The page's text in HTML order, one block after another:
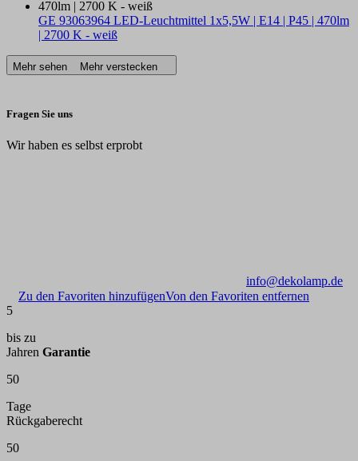
GE 93063964 LED-Leuchtmittel 1x5,5W | E14 | P45 | 470lm
| 2700 K - weiß
Mehr sehen Mehr verstecken
Fragen Sie uns
Wir haben es selbst erprobt
info@dekolamp.de
Zu den Favoriten hinzufügenVon den Favoriten entfernen
5
bis zu
Jahren Garantie
50
Tage
Rückgaberecht
50